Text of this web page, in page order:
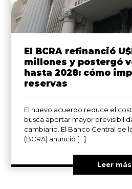
El BCRA refinanció
millones y postergó
hasta 2028: cómo
reservas
El nuevo acuerdo reduce el
busca aportar mayor
cambiario. El Banco Central de
(BCRA) anunció […]
Leer más